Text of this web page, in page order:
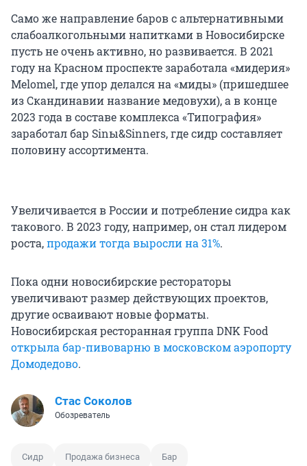
Само же направление баров с альтернативными
слабоалкогольными напитками в Новосибирске
пусть не очень активно, но развивается. В 2021
году на Красном проспекте заработала «мидерия»
Melomel, где упор делался на «миды» (пришедшее
из Скандинавии название медовухи), а в конце
2023 года в составе комплекса «Типография»
заработал бар Sinы&Sinners, где сидр составляет
половину ассортимента.
Увеличивается в России и потребление сидра как
такового. В 2023 году, например, он стал лидером
роста,продажи тогда выросли на 31%.
Пока одни новосибирские рестораторы
увеличивают размер действующих проектов,
другие осваивают новые форматы.
Новосибирская ресторанная группа DNK Food
открыла бар-пивоварню в московском аэропорту
Домодедово.
Стас Соколов
Обозреватель
Сидр Продажа бизнеса Бар